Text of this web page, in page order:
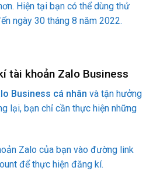
Hiện tại bạn có thể dùng thử
ngày 30 tháng 8 năm 2022.
tài khoản Zalo Business
Business cá nhân và tận hưởng
lại, bạn chỉ cần thực hiện những
Zalo của bạn vào đường link
để thực hiện đăng kí.